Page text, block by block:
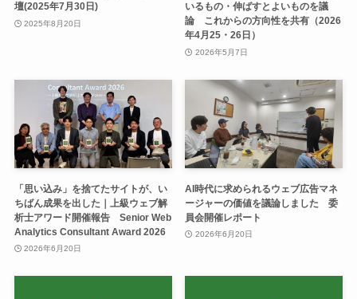
壇(2025年7月30日)
2025年8月20日
いるもの・伸ばすとよいものを議
論 これからの方向性を共有（2026
年4月25・26日）
2026年5月7日
「思い込み」を捨てたサイトが、い
ちばん成果を出した｜上級ウェブ解
析士アワード開催報告 Senior Web
Analytics Consultant Award 2026
2026年6月20日
AI時代に求められるウェブ広告マネ
ージャーの価値を議論しました 委
員会開催レポート
2026年6月20日